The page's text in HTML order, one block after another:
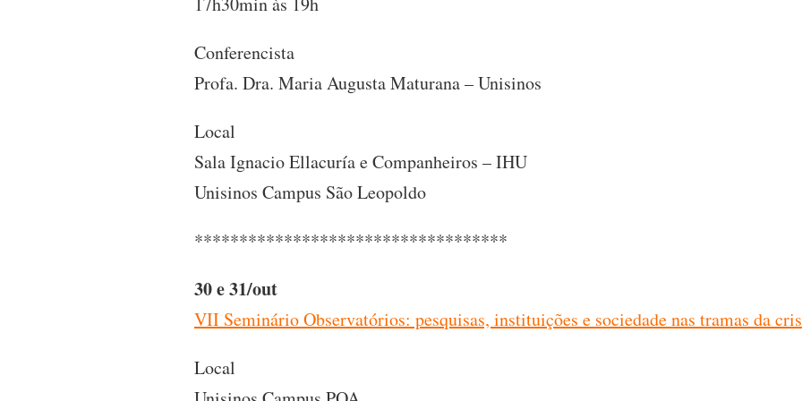
Conferencista
Profa. Dra. Maria Augusta Maturana – Unisinos
Local
Sala Ignacio Ellacuría e Companheiros – IHU
Unisinos Campus São Leopoldo
***********************************
30 e 31/out
VII Seminário Observatórios: pesquisas, instituições e sociedade nas tramas da
Local